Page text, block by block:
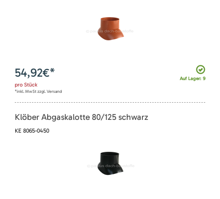
Auf Lager: 9
54,92€*
pro Stück
*inkl. MwSt zzgl. Versand
Klöber Abgaskalotte 80/125 schwarz
KE 8065-0450